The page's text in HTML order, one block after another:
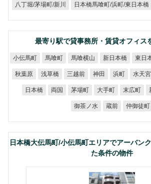
八丁堀/茅場町/新川 日本橋馬喰町/浜町/東日本橋
最寄り駅で貸事務所・賃貸オフィス
小伝馬町 馬喰町 馬喰横山 新日本橋 東日
秋葉原 浅草橋 三越前 神田 浜町 水天
日本橋 両国 茅場町 大手町 末広町
御茶ノ水 蔵前 仲御徒町
日本橋大伝馬町/小伝馬町エリアでアーバン
た条件の物件